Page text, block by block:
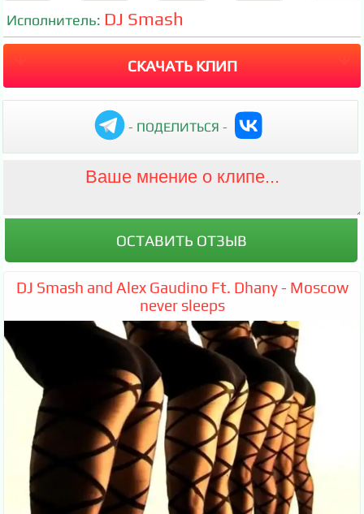
Исполнитель: DJ Smash
СКАЧАТЬ КЛИП
- ПОДЕЛИТЬСЯ -
DJ Smash and Alex Gaudino Ft. Dhany - Moscow
never sleeps